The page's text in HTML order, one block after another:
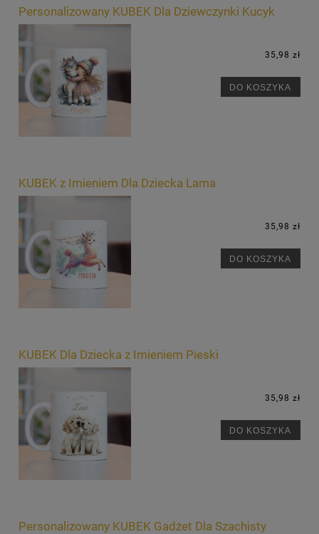
Personalizowany KUBEK Dla Dziewczynki Kucyk
35,98 zł
DO KOSZYKA
KUBEK z Imieniem Dla Dziecka Lama
35,98 zł
DO KOSZYKA
KUBEK Dla Dziecka z Imieniem Pieski
35,98 zł
DO KOSZYKA
Personalizowany KUBEK Gadżet Dla Szachisty